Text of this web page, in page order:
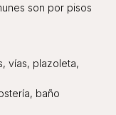
son por pisos
vías, plazoleta,
baño